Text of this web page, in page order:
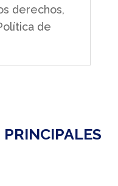
derechos,
de